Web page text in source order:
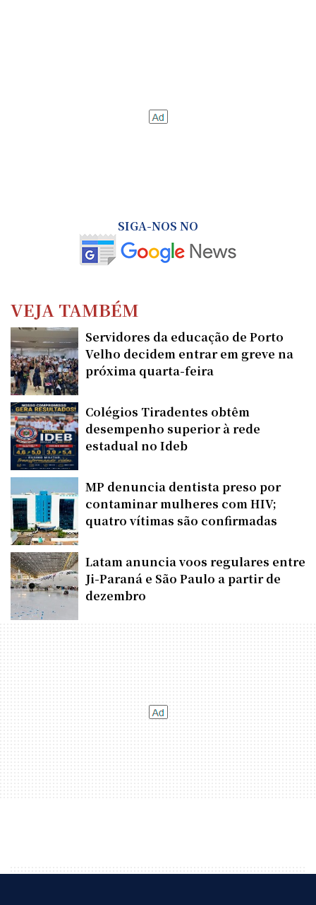
SIGA-NOS NO
VEJA TAMBÉM
Servidores da educação de Porto
Velho decidem entrar em greve na
próxima quarta-feira
Colégios Tiradentes obtêm
desempenho superior à rede
estadual no Ideb
MP denuncia dentista preso por
contaminar mulheres com HIV;
quatro vítimas são confirmadas
Latam anuncia voos regulares entre
Ji-Paraná e São Paulo a partir de
dezembro